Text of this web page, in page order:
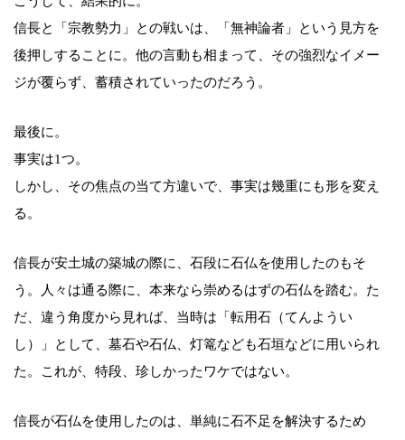
信長と「宗教勢力」との戦いは、「無神論者」という見方を
後押しすることに。他の言動も相まって、その強烈なイメー
ジが覆らず、蓄積されていったのだろう。
最後に。
事実は1つ。
しかし、その焦点の当て方違いで、事実は幾重にも形を変え
る。
信長が安土城の築城の際に、石段に石仏を使用したのもそ
う。人々は通る際に、本来なら崇めるはずの石仏を踏む。た
だ、違う角度から見れば、当時は「転用石（てんようい
し）」として、墓石や石仏、灯篭なども石垣などに用いられ
た。これが、特段、珍しかったワケではない。
信長が石仏を使用したのは、単純に石不足を解決するため